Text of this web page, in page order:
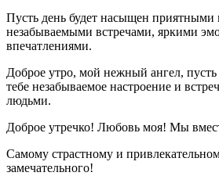
Пусть день будет насыщен приятными
незабываемыми встречами, яркими
впечатлениями.
Доброе утро, мой нежный ангел, пусть
тебе незабываемое настроение и
людьми.
Доброе утречко! Любовь моя! Мы
Самому страстному и
замечательного!